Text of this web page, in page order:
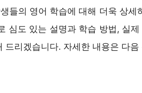
들의 영어 학습에 대해 더욱 상세
심도 있는 설명과 학습 방법, 실
드리겠습니다. 자세한 내용은 다